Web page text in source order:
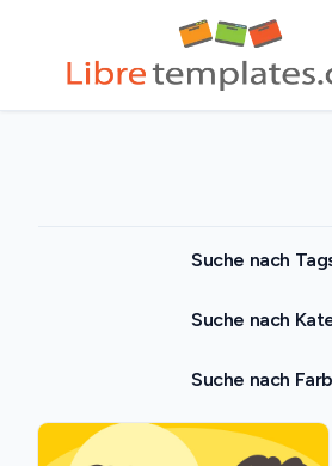
Suche nach
Suche nach
Suche nach